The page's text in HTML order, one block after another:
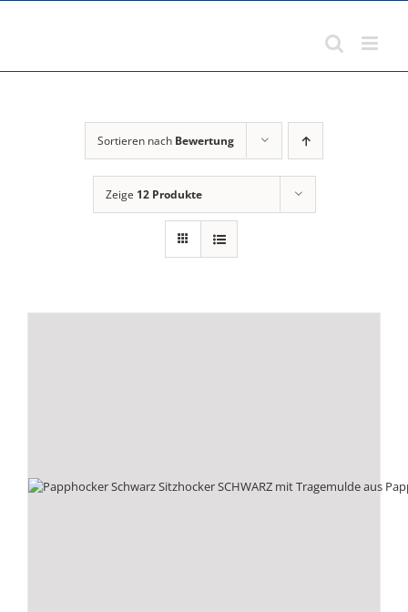
Sortieren nach Bewertung
Zeige 12 Produkte